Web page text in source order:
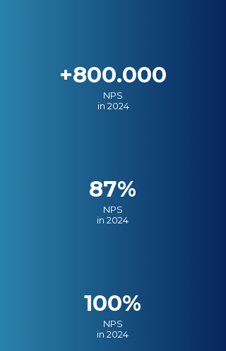
+800.000
NPS
in 2024
87%
NPS
in 2024
100%
NPS
in 2024